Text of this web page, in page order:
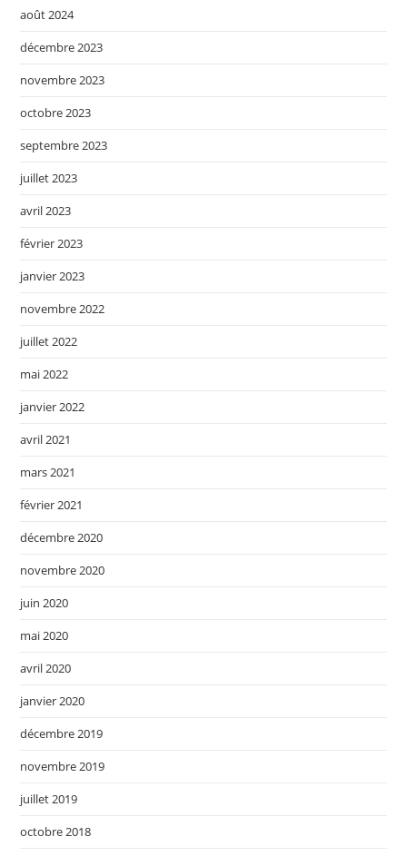
août 2024
décembre 2023
novembre 2023
octobre 2023
septembre 2023
juillet 2023
avril 2023
février 2023
janvier 2023
novembre 2022
juillet 2022
mai 2022
janvier 2022
avril 2021
mars 2021
février 2021
décembre 2020
novembre 2020
juin 2020
mai 2020
avril 2020
janvier 2020
décembre 2019
novembre 2019
juillet 2019
octobre 2018